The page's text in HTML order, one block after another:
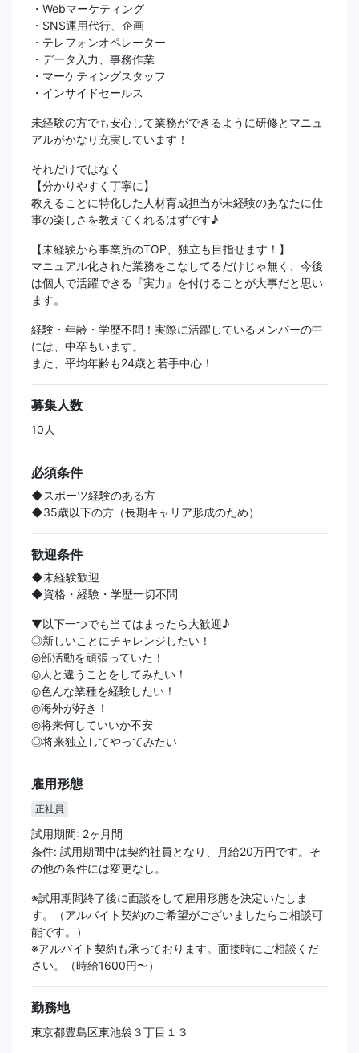
・Webマーケティング
・SNS運用代行、企画
・テレフォンオペレーター
・データ入力、事務作業
・マーケティングスタッフ
・インサイドセールス
未経験の方でも安心して業務ができるように研修とマニュ
アルがかなり充実しています！
それだけではなく
【分かりやすく丁寧に】
教えることに特化した人材育成担当が未経験のあなたに仕
事の楽しさを教えてくれるはずです♪
【未経験から事業所のTOP、独立も目指せます！】
マニュアル化された業務をこなしてるだけじゃ無く、今後
は個人で活躍できる『実力』を付けることが大事だと思い
ます。
経験・年齢・学歴不問！実際に活躍しているメンバーの中
には、中卒もいます。
また、平均年齢も24歳と若手中心！
募集人数
10人
必須条件
◆スポーツ経験のある方
◆35歳以下の方（長期キャリア形成のため）
歓迎条件
◆未経験歓迎
◆資格・経験・学歴一切不問
▼以下一つでも当てはまったら大歓迎♪
◎新しいことにチャレンジしたい！
◎部活動を頑張っていた！
◎人と違うことをしてみたい！
◎色んな業種を経験したい！
◎海外が好き！
◎将来何していいか不安
◎将来独立してやってみたい
雇用形態
正社員
試用期間: 2ヶ月間
条件: 試用期間中は契約社員となり、月給20万円です。そ
の他の条件には変更なし。
※試用期間終了後に面談をして雇用形態を決定いたしま
す。（アルバイト契約のご希望がございましたらご相談可
能です。）
※アルバイト契約も承っております。面接時にご相談くだ
さい。（時給1600円〜）
勤務地
東京都豊島区東池袋３丁目１３